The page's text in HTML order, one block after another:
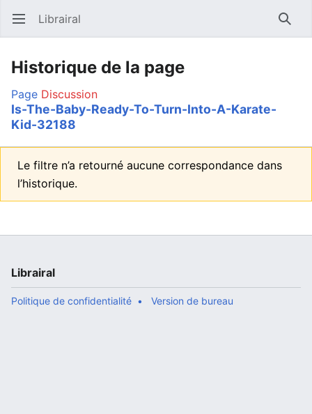
Ouvrir le menu principal Librairal
Historique de la page
Page Discussion
Is-The-Baby-Ready-To-Turn-Into-A-Karate-
Kid-32188
Le filtre n’a retourné aucune correspondance dans
l’historique.
Librairal
Politique de confidentialité Version de bureau